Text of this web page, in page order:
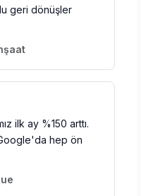
geri dönüşler
ilk ay %150 arttı.
hep ön